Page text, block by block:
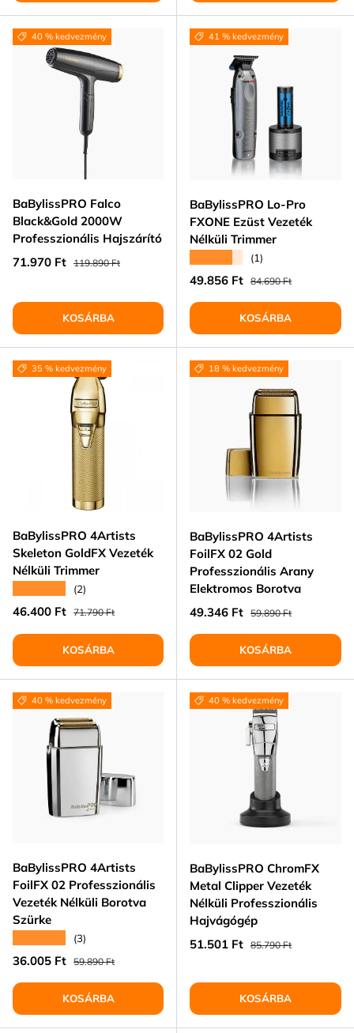
40 % kedvezmény
BaBylissPRO Falco
Black&Gold 2000W
Professzionális Hajszárító
Eladási ár
71.970 Ft Normál ár
119.890 Ft
KOSÁRBA
41 % kedvezmény
BaBylissPRO Lo-Pro
FXONE Ezüst Vezeték
Nélküli Trimmer
(1)
Eladási ár
49.856 Ft Normál ár
84.690 Ft
KOSÁRBA
35 % kedvezmény
BaBylissPRO 4Artists
Skeleton GoldFX Vezeték
Nélküli Trimmer
(2)
Eladási ár
46.400 Ft Normál ár
71.790 Ft
KOSÁRBA
18 % kedvezmény
BaBylissPRO 4Artists
FoilFX 02 Gold
Professzionális Arany
Elektromos Borotva
Eladási ár
49.346 Ft Normál ár
59.890 Ft
KOSÁRBA
40 % kedvezmény
BaBylissPRO 4Artists
FoilFX 02 Professzionális
Vezeték Nélküli Borotva
Szürke
(3)
Eladási ár
36.005 Ft Normál ár
59.890 Ft
KOSÁRBA
40 % kedvezmény
BaBylissPRO ChromFX
Metal Clipper Vezeték
Nélküli Professzionális
Hajvágógép
Eladási ár
51.501 Ft Normál ár
85.790 Ft
KOSÁRBA